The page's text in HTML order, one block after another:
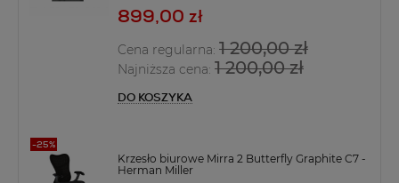
899,00 zł
Cena regularna: 1 200,00 zł
Najniższa cena: 1 200,00 zł
DO KOSZYKA
Krzesło biurowe Mirra 2 Butterfly Graphite C7 -
Herman Miller